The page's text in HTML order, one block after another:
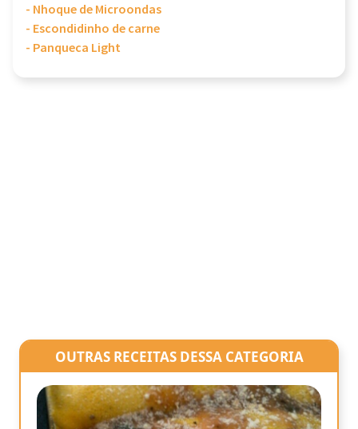
- Nhoque de Microondas
- Escondidinho de carne
- Panqueca Light
OUTRAS RECEITAS DESSA CATEGORIA